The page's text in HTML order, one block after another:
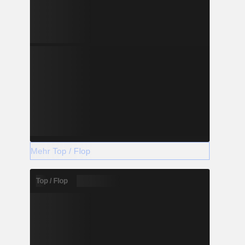
Mehr Top / Flop
Top / Flop